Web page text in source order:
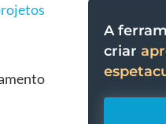
A
criar